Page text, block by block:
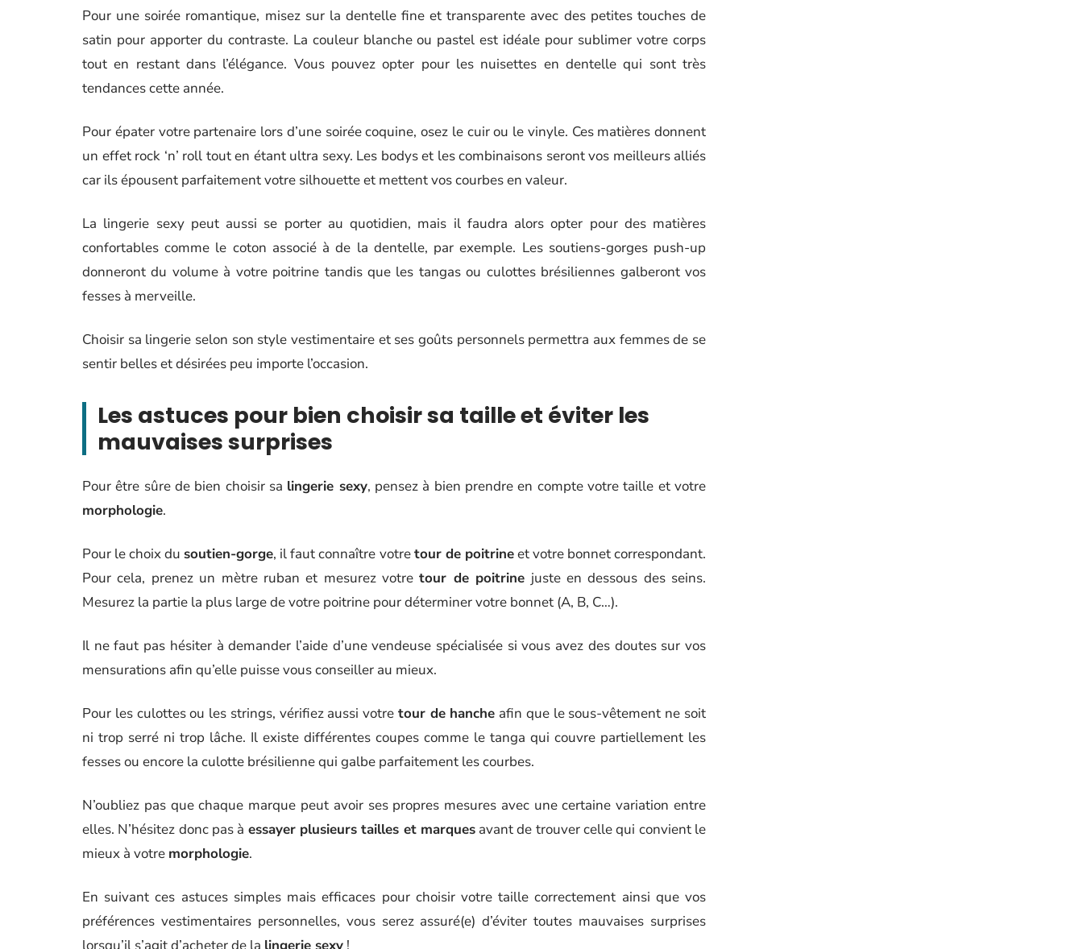
Pour une soirée romantique, misez sur la dentelle fine et transparente avec des petites touches de
satin pour apporter du contraste. La couleur blanche ou pastel est idéale pour sublimer votre corps
tout en restant dans l’élégance. Vous pouvez opter pour les nuisettes en dentelle qui sont très
tendances cette année.
Pour épater votre partenaire lors d’une soirée coquine, osez le cuir ou le vinyle. Ces matières donnent
un effet rock ‘n’ roll tout en étant ultra sexy. Les bodys et les combinaisons seront vos meilleurs alliés
car ils épousent parfaitement votre silhouette et mettent vos courbes en valeur.
La lingerie sexy peut aussi se porter au quotidien, mais il faudra alors opter pour des matières
confortables comme le coton associé à de la dentelle, par exemple. Les soutiens-gorges push-up
donneront du volume à votre poitrine tandis que les tangas ou culottes brésiliennes galberont vos
fesses à merveille.
Choisir sa lingerie selon son style vestimentaire et ses goûts personnels permettra aux femmes de se
sentir belles et désirées peu importe l’occasion.
Les astuces pour bien choisir sa taille et éviter les
mauvaises surprises
Pour être sûre de bien choisir sa lingerie sexy, pensez à bien prendre en compte votre taille et votre
morphologie.
Pour le choix du soutien-gorge, il faut connaître votretour de poitrineet votre bonnet correspondant.
Pour cela, prenez un mètre ruban et mesurez votretour de poitrine juste en dessous des seins.
Mesurez la partie la plus large de votre poitrine pour déterminer votre bonnet (A, B, C…).
Il ne faut pas hésiter à demander l’aide d’une vendeuse spécialisée si vous avez des doutes sur vos
mensurations afin qu’elle puisse vous conseiller au mieux.
Pour les culottes ou les strings, vérifiez aussi votre tour de hanche afin que le sous-vêtement ne soit
ni trop serré ni trop lâche. Il existe différentes coupes comme le tanga qui couvre partiellement les
fesses ou encore la culotte brésilienne qui galbe parfaitement les courbes.
N’oubliez pas que chaque marque peut avoir ses propres mesures avec une certaine variation entre
elles. N’hésitez donc pas à essayer plusieurs tailles et marquesavant de trouver celle qui convient le
mieux à votre morphologie.
En suivant ces astuces simples mais efficaces pour choisir votre taille correctement ainsi que vos
préférences vestimentaires personnelles, vous serez assuré(e) d’éviter toutes mauvaises surprises